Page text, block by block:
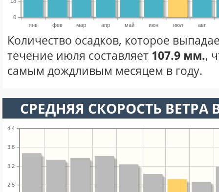
янв фев мар апр май июн июл авг
0
Количество осадков, которое
течение июля составляет 107.9 мм.,
самым дождливым месяцем в году.
СРЕДНЯЯ СКОРОСТЬ
2.5
3.2
3.8
4.4